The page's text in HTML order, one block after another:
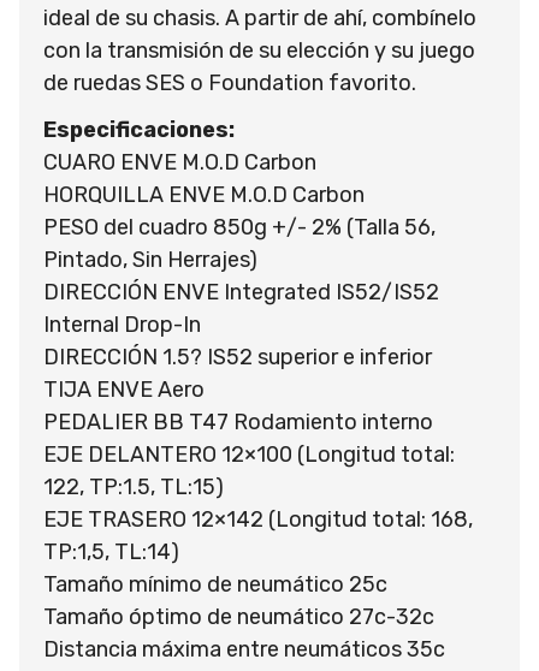
ideal de su chasis. A partir de ahí, combínelo
con la transmisión de su elección y su juego
de ruedas SES o Foundation favorito.
Especificaciones:
CUARO ENVE M.O.D Carbon
HORQUILLA ENVE M.O.D Carbon
PESO del cuadro 850g +/- 2% (Talla 56,
Pintado, Sin Herrajes)
DIRECCIÓN ENVE Integrated IS52/IS52
Internal Drop-In
DIRECCIÓN 1.5? IS52 superior e inferior
TIJA ENVE Aero
PEDALIER BB T47 Rodamiento interno
EJE DELANTERO 12×100 (Longitud total:
122, TP:1.5, TL:15)
EJE TRASERO 12×142 (Longitud total: 168,
TP:1,5, TL:14)
Tamaño mínimo de neumático 25c
Tamaño óptimo de neumático 27c-32c
Distancia máxima entre neumáticos 35c